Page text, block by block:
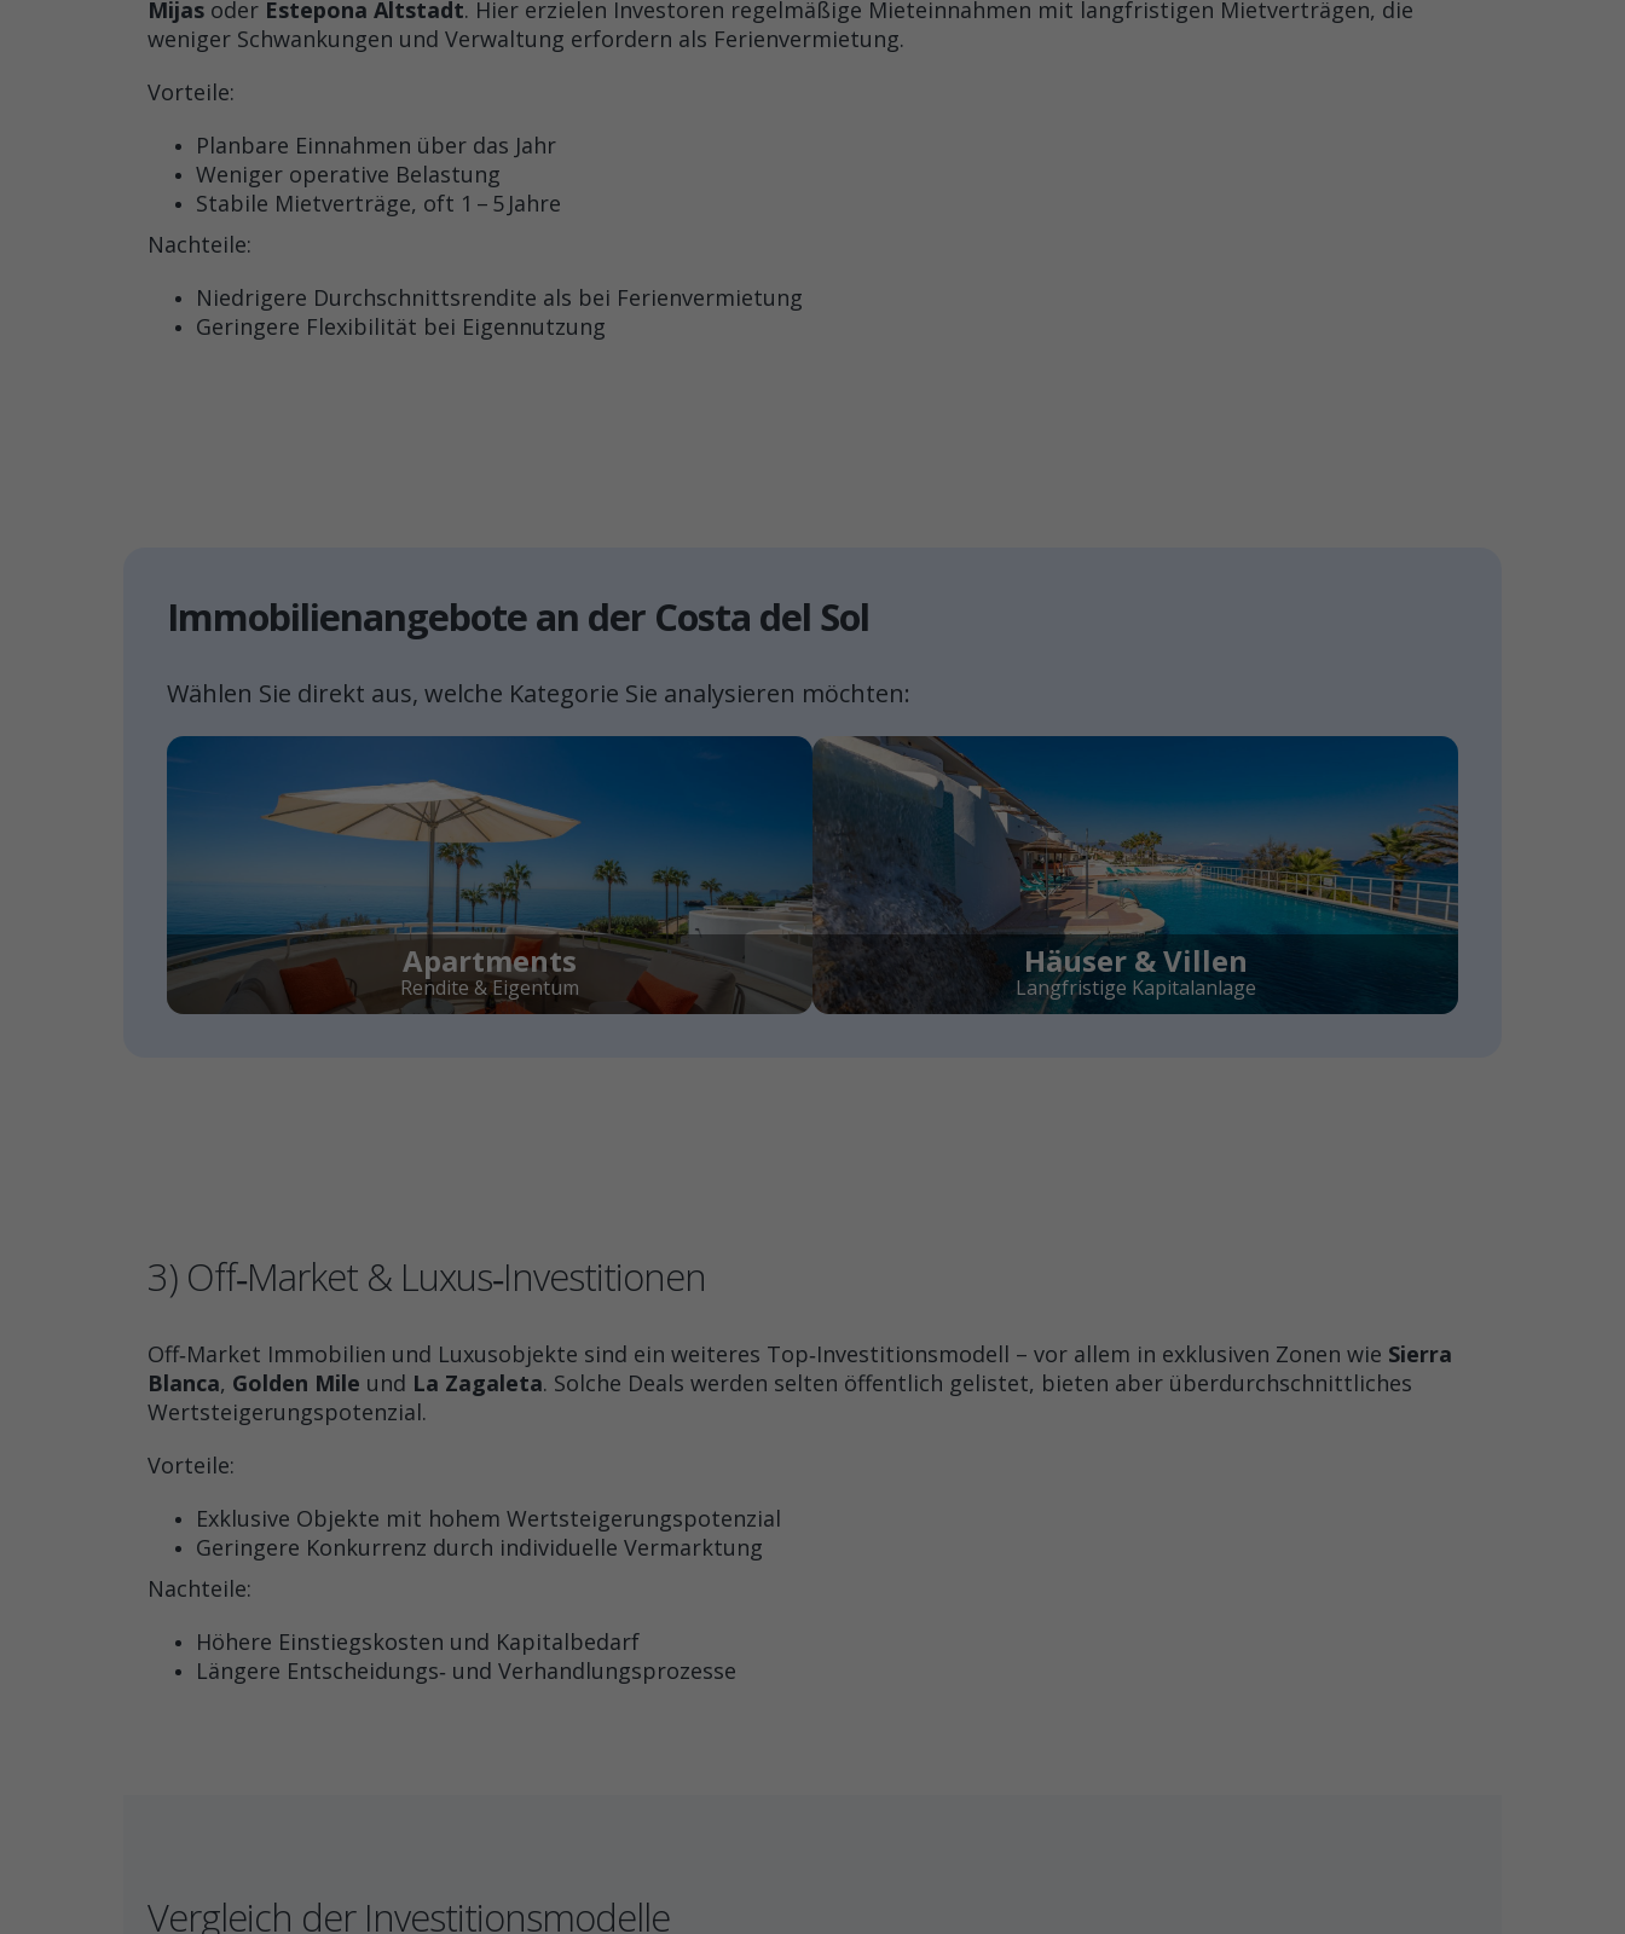
Mijas oder Estepona Altstadt. Hier erzielen Investoren regelmäßige Mieteinnahmen mit langfristigen Mietverträgen, die
weniger Schwankungen und Verwaltung erfordern als Ferienvermietung.
Vorteile:
Planbare Einnahmen über das Jahr
Weniger operative Belastung
Stabile Mietverträge, oft 1 – 5 Jahre
Nachteile:
Niedrigere Durchschnittsrendite als bei Ferienvermietung
Geringere Flexibilität bei Eigennutzung
Immobilienangebote an der Costa del Sol
Wählen Sie direkt aus, welche Kategorie Sie analysieren möchten:
Apartments
Rendite & Eigentum
Häuser & Villen
Langfristige Kapitalanlage
3) Off‑Market & Luxus‑Investitionen
Off‑Market Immobilien und Luxusobjekte sind ein weiteres Top‑Investitionsmodell – vor allem in exklusiven Zonen wie Sierra
Blanca, Golden Mile und La Zagaleta. Solche Deals werden selten öffentlich gelistet, bieten aber überdurchschnittliches
Wertsteigerungspotenzial.
Vorteile:
Exklusive Objekte mit hohem Wertsteigerungspotenzial
Geringere Konkurrenz durch individuelle Vermarktung
Nachteile:
Höhere Einstiegskosten und Kapitalbedarf
Längere Entscheidungs‑ und Verhandlungsprozesse
Vergleich der Investitionsmodelle